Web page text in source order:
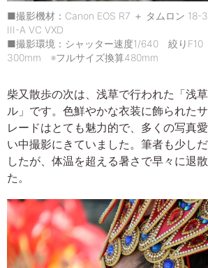
■撮影機材：Canon EOS R7 ＋ タムロン
III-A VC VXD
■撮影環境：シャッター速度1/640 絞り
300mm ※フルサイズ換算480mm
柴又散歩の次は、浅草で行われた「浅
ル」です。色鮮やかな衣装に飾られた
レードはとても魅力的で、多くの写真
い中撮影にきていました。筆者も少し
したが、体温を超える暑さで早々に退
た。